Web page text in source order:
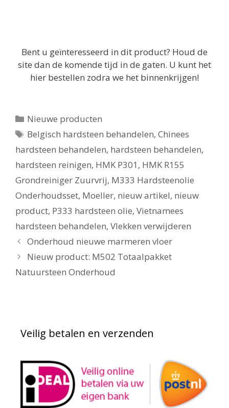
Bent u geïnteresseerd in dit product? Houd de
site dan de komende tijd in de gaten. U kunt het
hier bestellen zodra we het binnenkrijgen!
Categorieën
Nieuwe producten
Tags
Belgisch hardsteen behandelen,Chinees
hardsteen behandelen, hardsteen behandelen,
hardsteen reinigen, HMK P301 , HMK R155
Grondreiniger Zuurvrij, M333 Hardsteenolie
Onderhoudsset, Moeller, nieuw artikel, nieuw
product, P333 hardsteen olie, Vietnamees
hardsteen behandelen, Vlekken verwijderen
Onderhoud nieuwe marmeren vloer
Nieuw product: M502 Totaalpakket
Natuursteen Onderhoud
Veilig betalen en verzenden